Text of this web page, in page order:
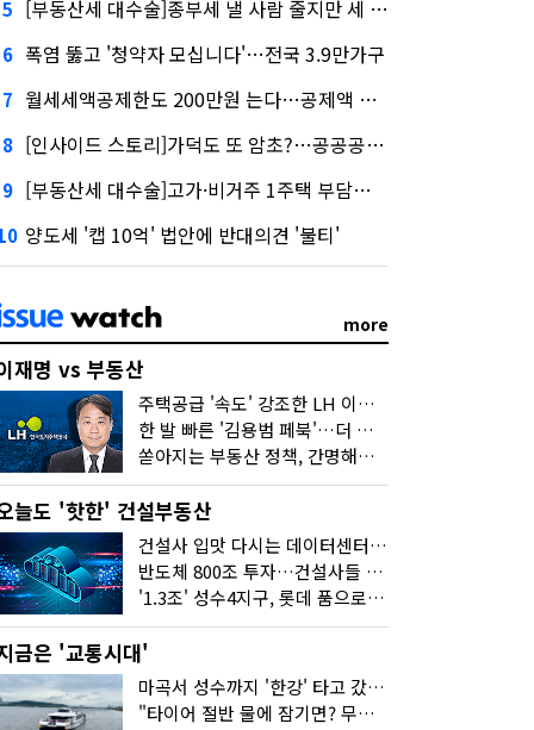
5 [부동산세 대수술]종부세 낼 사람 줄지만 세 부담 커진다
6 폭염 뚫고 '청약자 모십니다'…전국 3.9만가구
7 월세세액공제한도 200만원 는다…공제액 최대 54만원↑
8 [인사이드 스토리]가덕도 또 암초?…공공공사의 '굴레'
9 [부동산세 대수술]고가·비거주 1주택 부담…'대전족'도 불똥
양도세 '캡 10억' 법안에 반대의견 '불티'
more
재명 vs 부동산
주택공급 '속도' 강조한 LH 이성훈 "전력질주해야"
한 발 빠른 '김용범 페북'…더 강한 부동산 규제 나오나
쏟아지는 부동산 정책, 간명해져야
늘도 '핫한' 건설부동산
건설사 입맛 다시는 데이터센터…암초는 '주민 반대'
반도체 800조 투자…건설사들 "물 들어온다!"
'1.3조' 성수4지구, 롯데 품으로…'성수르엘 S70' 거듭
금은 '교통시대'
마곡서 성수까지 '한강' 타고 갔습니다
"타이어 절반 물에 잠기면? 무조건 탈출하세요"